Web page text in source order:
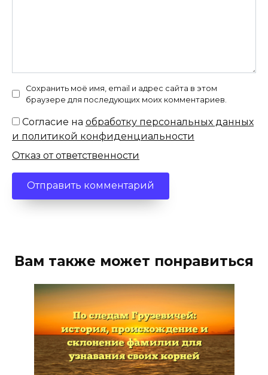
Сохранить моё имя, email и адрес сайта в этом
браузере для последующих моих комментариев.
Согласие на обработку персональных данных
и политикой конфиденциальности
Отказ от ответственности
Вам также может понравиться